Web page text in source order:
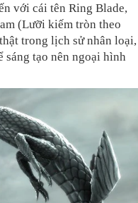
với cái tên Ring Blade,
(Lưỡi kiếm tròn theo
trong lịch sử nhân loại,
sáng tạo nên ngoại hình